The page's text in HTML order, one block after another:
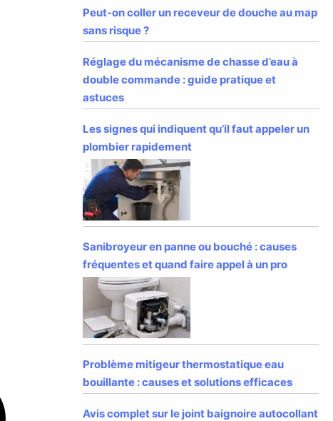
Peut-on coller un receveur de douche au map
sans risque ?
Réglage du mécanisme de chasse d’eau à
double commande : guide pratique et
astuces
Les signes qui indiquent qu’il faut appeler un
plombier rapidement
Sanibroyeur en panne ou bouché : causes
fréquentes et quand faire appel à un pro
Problème mitigeur thermostatique eau
bouillante : causes et solutions efficaces
Avis complet sur le joint baignoire autocollant